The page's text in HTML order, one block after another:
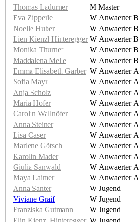
Thomas Ladurner
M Master
Eva Zipperle
W Anwaerter B
Noelle Huber
W Anwaerter B
Lien Kienzl Hinteregger W Anwaerter B
Monika Thurner
W Anwaerter B
Maddalena Melle
W Anwaerter B
Emma Elisabeth Garber W Anwaerter A
Sofia Mayr
W Anwaerter A
Anja Scholz
W Anwaerter A
Maria Hofer
W Anwaerter A
Carolin Wallnöfer
W Anwaerter A
Anna Steiner
W Anwaerter A
Lisa Caser
W Anwaerter A
Marlene Götsch
W Anwaerter A
Karolin Mader
W Anwaerter A
Giulia Sanwald
W Anwaerter A
Maya Laimer
W Anwaerter A
Anna Santer
W Jugend
Viviane Graif
W Jugend
Franziska Gutmann
W Jugend
Elin Kienzl Hinteregger W Jugend